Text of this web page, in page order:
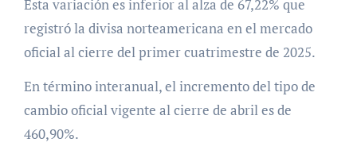
Esta variación es inferior al alza de 67,22% que
registró la divisa norteamericana en el mercado
oficial al cierre del primer cuatrimestre de 2025.
En término interanual, el incremento del tipo de
cambio oficial vigente al cierre de abril es de
460,90%.